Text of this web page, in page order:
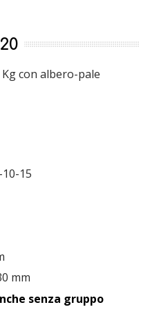
con albero-pale
15
mm
senza gruppo